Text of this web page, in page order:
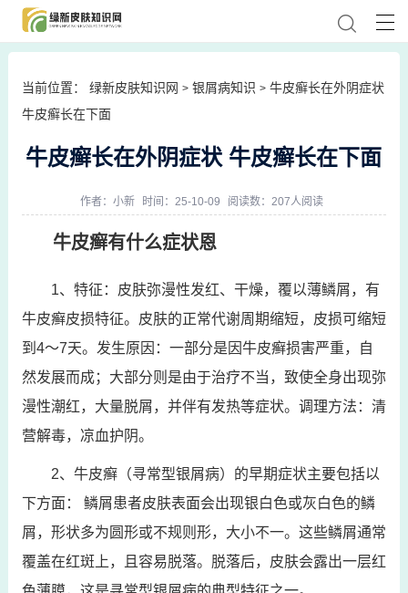
当前位置： 绿新皮肤知识网 > 银屑病知识 > 牛皮癣长在外阴症状
牛皮癣长在下面
牛皮癣长在外阴症状 牛皮癣长在下面
作者： 小新 时间：25-10-09 阅读数：207人阅读
牛皮癣有什么症状恩
1、特征：皮肤弥漫性发红、干燥，覆以薄鳞屑，有
牛皮癣皮损特征。皮肤的正常代谢周期缩短，皮损可缩短
到4～7天。发生原因：一部分是因牛皮癣损害严重，自
然发展而成；大部分则是由于治疗不当，致使全身出现弥
漫性潮红，大量脱屑，并伴有发热等症状。调理方法：清
营解毒，凉血护阴。
2、牛皮癣（寻常型银屑病）的早期症状主要包括以
下方面： 鳞屑患者皮肤表面会出现银白色或灰白色的鳞
屑，形状多为圆形或不规则形，大小不一。这些鳞屑通常
覆盖在红斑上，且容易脱落。脱落后，皮肤会露出一层红